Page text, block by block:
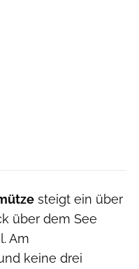
steigt ein über
über dem See
Am
keine drei